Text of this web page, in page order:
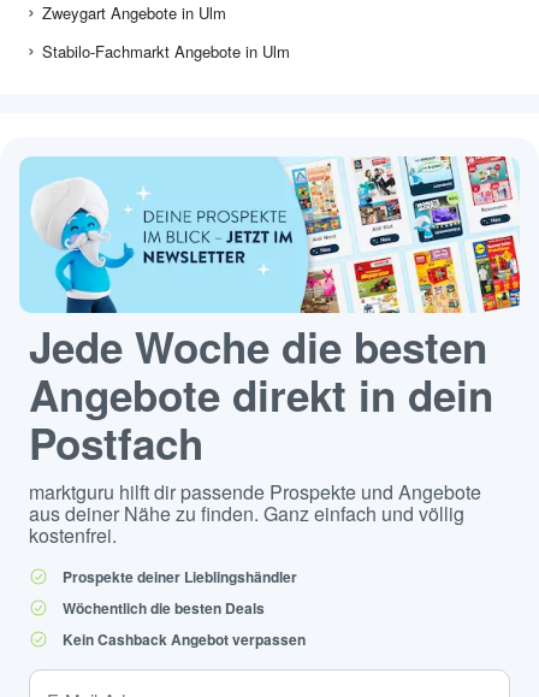
Zweygart Angebote in Ulm
Stabilo-Fachmarkt Angebote in Ulm
Jede Woche die besten
Angebote direkt in dein
Postfach
marktguru hilft dir passende Prospekte und Angebote
aus deiner Nähe zu finden. Ganz einfach und völlig
kostenfrei.
Prospekte deiner Lieblingshändler
Wöchentlich die besten Deals
Kein Cashback Angebot verpassen